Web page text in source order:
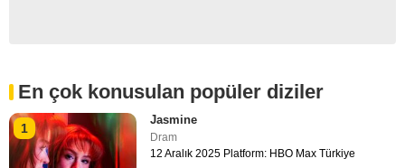
En çok konusulan popüler diziler
1
Jasmine
Dram
12 Aralık 2025 Platform: HBO Max Türkiye